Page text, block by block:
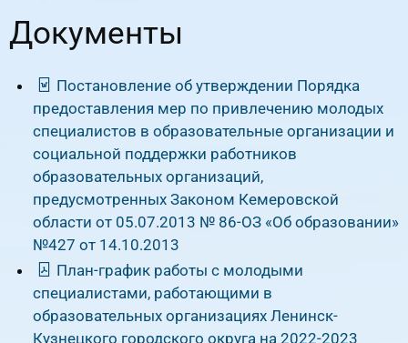
Документы
Постановление об утверждении Порядка
предоставления мер по привлечению молодых
специалистов в образовательные организации и
социальной поддержки работников
образовательных организаций,
предусмотренных Законом Кемеровской
области от 05.07.2013 № 86-ОЗ «Об образовании»
№427 от 14.10.2013
План-график работы с молодыми
специалистами, работающими в
образовательных организациях Ленинск-
Кузнецкого городского округа на 2022-2023